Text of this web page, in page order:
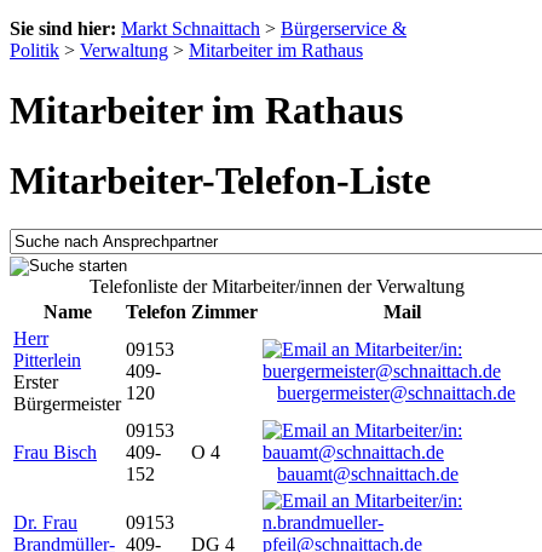
Sie sind hier: Markt Schnaittach > Bürgerservice &
Politik > Verwaltung > Mitarbeiter im Rathaus
Mitarbeiter im Rathaus
Mitarbeiter-Telefon-Liste
Telefonliste der Mitarbeiter/innen der Verwaltung
Name
Telefon Zimmer
Mail
Herr
Pitterlein
Erster
Bürgermeister
09153
409-
120
buergermeister@schnaittach.de
Frau Bisch
09153
409-
152
O 4
bauamt@schnaittach.de
Dr. Frau
Brandmüller-
09153
409-
DG 4